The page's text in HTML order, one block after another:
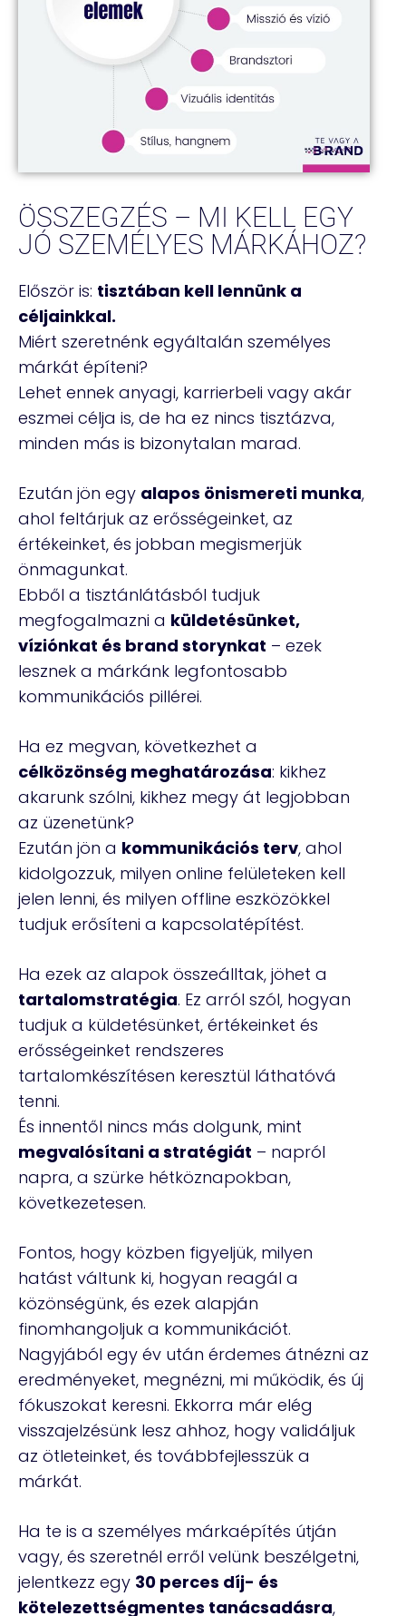
ÖSSZEGZÉS – MI KELL EGY
JÓ SZEMÉLYES MÁRKÁHOZ?
Először is: tisztában kell lennünk a
céljainkkal.
Miért szeretnénk egyáltalán személyes
márkát építeni?
Lehet ennek anyagi, karrierbeli vagy akár
eszmei célja is, de ha ez nincs tisztázva,
minden más is bizonytalan marad.
Ezután jön egy alapos önismereti munka,
ahol feltárjuk az erősségeinket, az
értékeinket, és jobban megismerjük
önmagunkat.
Ebből a tisztánlátásból tudjuk
megfogalmazni a küldetésünket,
víziónkat és brand storynkat – ezek
lesznek a márkánk legfontosabb
kommunikációs pillérei.
Ha ez megvan, következhet a
célközönség meghatározása: kikhez
akarunk szólni, kikhez megy át legjobban
az üzenetünk?
Ezután jön a kommunikációs terv, ahol
kidolgozzuk, milyen online felületeken kell
jelen lenni, és milyen offline eszközökkel
tudjuk erősíteni a kapcsolatépítést.
Ha ezek az alapok összeálltak, jöhet a
tartalomstratégia. Ez arról szól, hogyan
tudjuk a küldetésünket, értékeinket és
erősségeinket rendszeres
tartalomkészítésen keresztül láthatóvá
tenni.
És innentől nincs más dolgunk, mint
megvalósítani a stratégiát – napról
napra, a szürke hétköznapokban,
következetesen.
Fontos, hogy közben figyeljük, milyen
hatást váltunk ki, hogyan reagál a
közönségünk, és ezek alapján
finomhangoljuk a kommunikációt.
Nagyjából egy év után érdemes átnézni az
eredményeket, megnézni, mi működik, és új
fókuszokat keresni. Ekkorra már elég
visszajelzésünk lesz ahhoz, hogy validáljuk
az ötleteinket, és továbbfejlesszük a
márkát.
Ha te is a személyes márkaépítés útján
vagy, és szeretnél erről velünk beszélgetni,
jelentkezz egy 30 perces díj- és
kötelezettségmentes tanácsadásra,